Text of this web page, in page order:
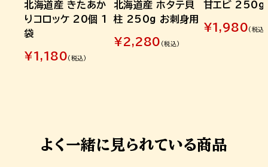
北海道産 きたあか
りコロッケ 20個 1
袋
¥ 1,180 (税込)
北海道産 ホタテ貝
柱 250g お刺身用
¥ 2,280 (税込)
甘エビ 250g
¥1,980 (税込)
よく一緒に見られている商品